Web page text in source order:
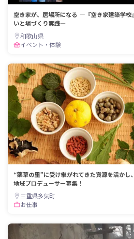
空き家が、居場所になる ―『空き家建築学校
いと場づくり実践―
和歌山県
イベント・体験
“薬草の里”に受け継がれてきた資源を活かし
地域プロデューサー募集！
三重県多気町
お仕事